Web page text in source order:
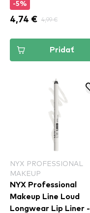
-5%
4,74 € 4,99 €
Pridať
NYX PROFESSIONAL
MAKEUP
NYX Professional
Makeup Line Loud
Longwear Lip Liner -